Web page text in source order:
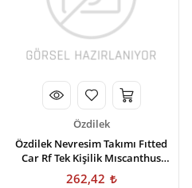
Özdilek
Özdilek Nevresim Takımı Fıtted
Car Rf Tek Kişilik Mıscanthus
Krem
262,42